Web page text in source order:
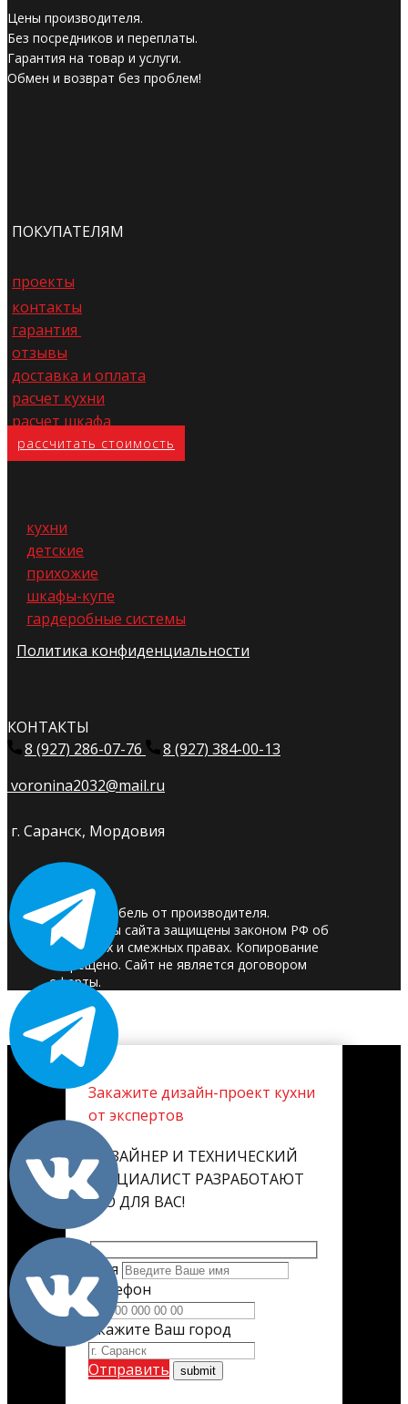
Цены производителя.
Без посредников и переплаты.
Гарантия на товар и услуги.
Обмен и возврат без проблем!
ПОКУПАТЕЛЯМ
проекты
контакты
гарантия
отзывы
доставка и оплата
расчет кухни
расчет шкафа
расс​читать стоимость
кухни
детские
прихожие
шкафы-купе
гардеробные системы
Политика конфиденциальности
КОНТАКТЫ
8 (927) 286-07-76
8 (927) 384-00-13
voronina2032@mail.ru
г. Саранск, Мордовия
© 2025. Мебель от производителя.
Материалы сайта защищены законом РФ об
авторских и смежных правах. Копирование
запрещено. Сайт не является договором
оферты.
Закажите дизайн-проект кухни
от экспертов
ДИЗАЙНЕР И ТЕХНИЧЕСКИЙ
СПЕЦИАЛИСТ РАЗРАБОТАЮТ
ЕГО ДЛЯ ВАС!
Имя
Телефон
Укажите Ваш город
Отправить